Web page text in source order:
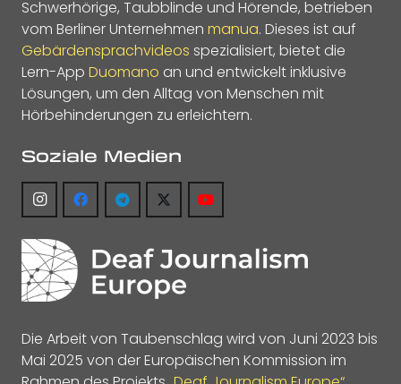
Schwerhörige, Taubblinde und Hörende, betrieben
vom Berliner Unternehmen manua. Dieses ist auf
Gebärdensprachvideos spezialisiert, bietet die
Lern-App Duomano an und entwickelt inklusive
Lösungen, um den Alltag von Menschen mit
Hörbehinderungen zu erleichtern.
Soziale Medien
Die Arbeit von Taubenschlag wird von Juni 2023 bis
Mai 2025 von der Europäischen Kommission im